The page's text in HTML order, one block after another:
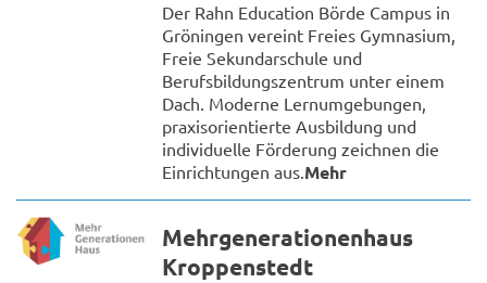
Der Rahn Education Börde Campus in
Gröningen vereint Freies Gymnasium,
Freie Sekundarschule und
Berufsbildungszentrum unter einem
Dach. Moderne Lernumgebungen,
praxisorientierte Ausbildung und
individuelle Förderung zeichnen die
Einrichtungen aus.Mehr
Mehrgenerationenhaus
Kroppenstedt